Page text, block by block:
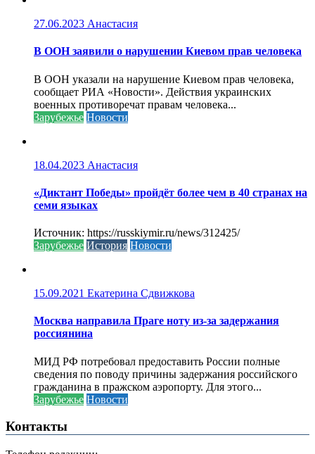
27.06.2023 Анастасия
В ООН заявили о нарушении Киевом прав человека
В ООН указали на нарушение Киевом прав человека,
сообщает РИА «Новости». Действия украинских
военных противоречат правам человека...
Зарубежье Новости
18.04.2023 Анастасия
«Диктант Победы» пройдёт более чем в 40 странах на
семи языках
Источник: https://russkiymir.ru/news/312425/
Зарубежье История Новости
15.09.2021 Екатерина Сдвижкова
Москва направила Праге ноту из-за задержания
россиянина
МИД РФ потребовал предоставить России полные
сведения по поводу причины задержания российского
гражданина в пражском аэропорту. Для этого...
Зарубежье Новости
Контакты